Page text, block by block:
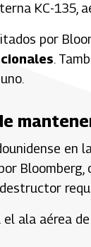
KC-135,
por
.
en
destructor
ala aérea